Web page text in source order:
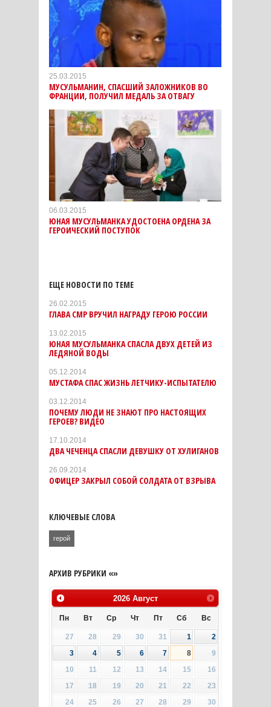
25.03.2015
МУСУЛЬМАНИН, СПАСШИЙ ЗАЛОЖНИКОВ ВО
ФРАНЦИИ, ПОЛУЧИЛ МЕДАЛЬ ЗА ОТВАГУ
06.03.2015
ЮНАЯ МУСУЛЬМАНКА УДОСТОЕНА ОРДЕНА ЗА
ГЕРОИЧЕСКИЙ ПОСТУПОК
ЕЩЕ НОВОСТИ ПО ТЕМЕ
26.02.2015
ГЛАВА СМР ВРУЧИЛ НАГРАДУ ГЕРОЮ РОССИИ
13.02.2015
ЮНАЯ МУСУЛЬМАНКА СПАСЛА ДВУХ ДЕТЕЙ ИЗ
ЛЕДЯНОЙ ВОДЫ
05.12.2014
МУСТАФА СПАС ЖИЗНЬ ЛЕТЧИКУ-ИСПЫТАТЕЛЮ
03.12.2014
ПОЧЕМУ ЛЮДИ НЕ ЗНАЮТ ПРО НАСТОЯЩИХ
ГЕРОЕВ? ВИДЕО
17.10.2014
ДВА ЧЕЧЕНЦА СПАСЛИ ДЕВУШКУ ОТ ХУЛИГАНОВ
26.09.2014
ОФИЦЕР ЗАКРЫЛ СОБОЙ СОЛДАТА ОТ ВЗРЫВА
КЛЮЧЕВЫЕ СЛОВА
герой
АРХИВ РУБРИКИ «»
2026 Август
Пн Вт Ср Чт Пт Сб Вс
27 28 29 30 31 1
2
3
4 5 6 7 8
9
10
11 12 13 14 15
16
17
18 19 20 21 22
23
24
25 26 27 28 29
30